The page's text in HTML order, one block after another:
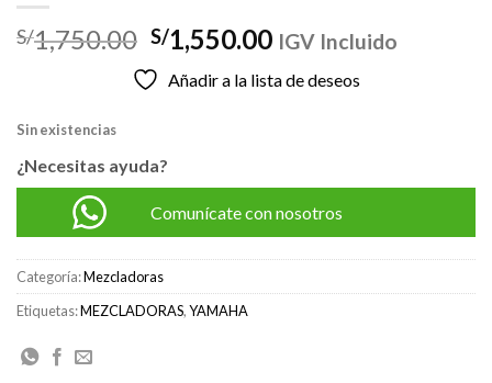
S/1,750.00 El
precio
original
S/1,550.00El
actual
IGV Incluido
Añadir a la lista de deseos
Sin existencias
¿Necesitas ayuda?
Comunícate con nosotros
Categoría:Mezcladoras
Etiquetas:MEZCLADORAS,YAMAHA